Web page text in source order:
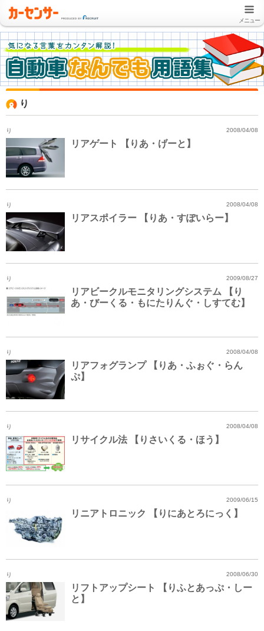
メニュー
り
り 2008/04/08
リアゲート 【りあ・げーと】
り 2008/04/08
リアスポイラー 【りあ・すぽいらー】
り 2009/08/27
リアビークルモニタリングシステム 【り
あ・びーくる・もにたりんぐ・しすてむ】
り 2008/04/08
リアフォグランプ 【りあ・ふぉぐ・らん
ぷ】
り 2008/04/08
リサイクル法 【りさいくる・ほう】
り 2009/06/15
リニアトロニック 【りにあとろにっく】
り 2008/06/30
リフトアップシート 【りふとあっぷ・しー
と】